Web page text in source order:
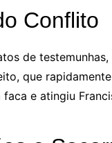
Conflito
de
que
e atingiu